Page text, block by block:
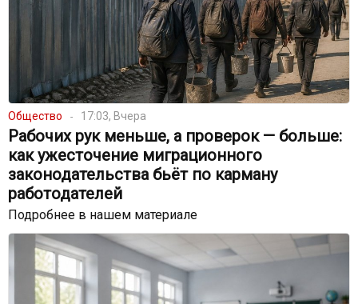
Общество 17:03, Вчера
Рабочих рук меньше, а проверок — больше:
как ужесточение миграционного
законодательства бьёт по карману
работодателей
Подробнее в нашем материале